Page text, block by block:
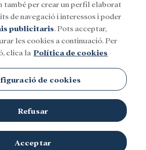
socials
també per crear un perfil elaborat
de navegació i interessos i poder
publicitaris. Pots acceptar,
les cookies a continuació. Per
clica la Política de cookies
de cookies
Refusar
Acceptar